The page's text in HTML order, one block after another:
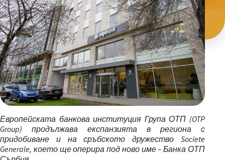
Европейската банкова институция Група ОТП (OTP
Group) продължава експанзията в региона с
придобиване и на сръбското дружество Societe
Generale, което ще оперира под ново име – Банка ОТП